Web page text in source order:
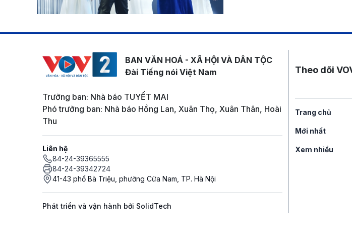
BAN VĂN HOÁ - XÃ HỘI VÀ DÂN TỘC
Đài Tiếng nói Việt Nam
Trưởng ban: Nhà báo TUYẾT MAI
Phó trưởng ban: Nhà báo Hồng Lan, Xuân Thọ, Xuân Thân, Hoài
Thu
Liên hệ
84-24-39365555
84-24-39342724
41-43 phố Bà Triệu, phường Cửa Nam, TP. Hà Nội
Phát triển và vận hành bởi SolidTech
Mạng
Theo dõi
Trang chủ
Mới nhất
Xem nhiều